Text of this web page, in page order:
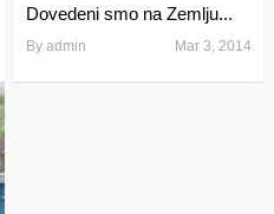
Dovedeni smo na Zemlju...
Byadmin Mar 3, 2014